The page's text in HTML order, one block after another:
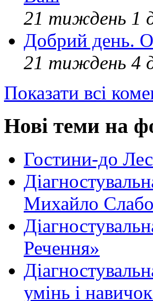
21 тиждень 1
Добрий день.
21 тиждень 4
Показати всі
Нові теми на
Гостини-до
Михайло
Речення»
умінь і